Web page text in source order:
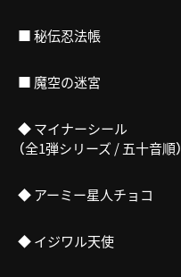
■ 秘伝忍法帳
■ 魔空の迷宮
◆ マイナーシール
（全1弾シリーズ / 五十音順）
◆ アーミー星人チョコ
◆ イジワル天使